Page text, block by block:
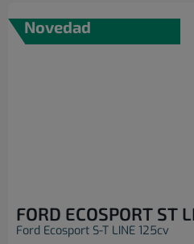
Novedad
FORD ECOSPORT ST
Ford Ecosport S-T LINE 125cv